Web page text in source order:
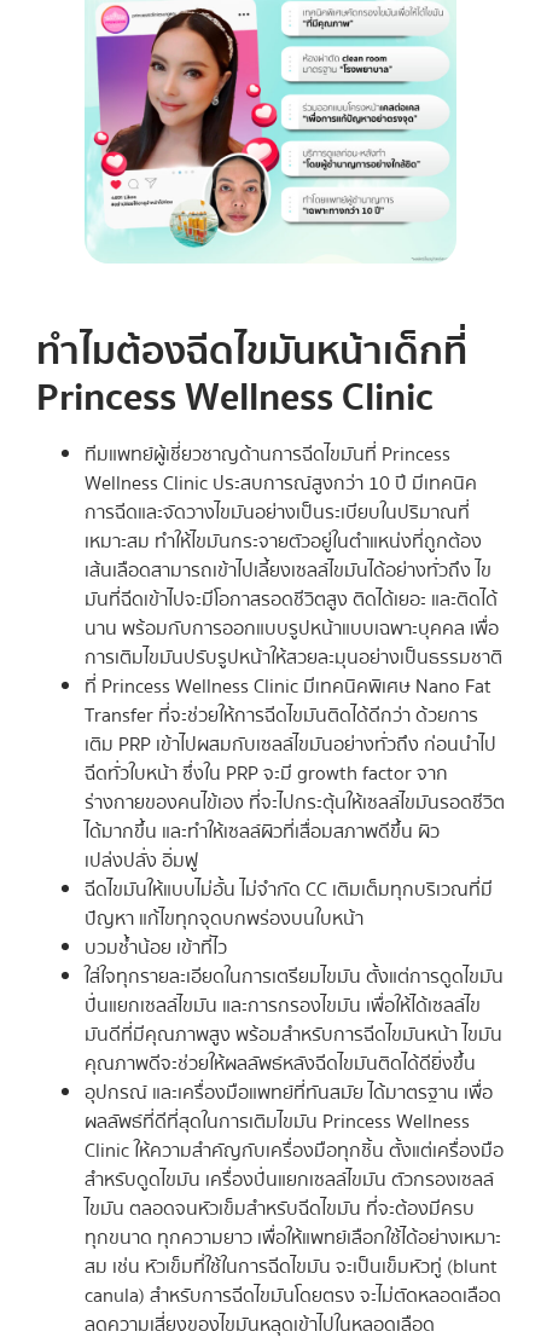
ทำไมต้องฉีดไขมันหน้าเด็กที่
Princess Wellness Clinic
ทีมแพทย์ผู้เชี่ยวชาญด้านการฉีดไขมันที่ Princess
Wellness Clinic ประสบการณ์สูงกว่า 10 ปี มีเทคนิค
การฉีดและจัดวางไขมันอย่างเป็นระเบียบในปริมาณที่
เหมาะสม ทำให้ไขมันกระจายตัวอยู่ในตำแหน่งที่ถูกต้อง
เส้นเลือดสามารถเข้าไปเลี้ยงเซลล์ไขมันได้อย่างทั่วถึง ไข
มันที่ฉีดเข้าไปจะมีโอกาสรอดชีวิตสูง ติดได้เยอะ และติดได้
นาน พร้อมกับการออกแบบรูปหน้าแบบเฉพาะบุคคล เพื่อ
การเติมไขมันปรับรูปหน้าให้สวยละมุนอย่างเป็นธรรมชาติ
ที่ Princess Wellness Clinic มีเทคนิคพิเศษ Nano Fat
Transfer ที่จะช่วยให้การฉีดไขมันติดได้ดีกว่า ด้วยการ
เติม PRP เข้าไปผสมกับเซลล์ไขมันอย่างทั่วถึง ก่อนนำไป
ฉีดทั่วใบหน้า ซึ่งใน PRP จะมี growth factor จาก
ร่างกายของคนไข้เอง ที่จะไปกระตุ้นให้เซลล์ไขมันรอดชีวิต
ได้มากขึ้น และทำให้เซลล์ผิวที่เสื่อมสภาพดีขึ้น ผิว
เปล่งปลั่ง อิ่มฟู
ฉีดไขมันให้แบบไม่อั้น ไม่จำกัด CC เติมเต็มทุกบริเวณที่มี
ปัญหา แก้ไขทุกจุดบกพร่องบนใบหน้า
บวมช้ำน้อย เข้าที่ไว
ใส่ใจทุกรายละเอียดในการเตรียมไขมัน ตั้งแต่การดูดไขมัน
ปั่นแยกเซลล์ไขมัน และการกรองไขมัน เพื่อให้ได้เซลล์ไข
มันดีที่มีคุณภาพสูง พร้อมสำหรับการฉีดไขมันหน้า ไขมัน
คุณภาพดีจะช่วยให้ผลลัพธ์หลังฉีดไขมันติดได้ดียิ่งขึ้น
อุปกรณ์ และเครื่องมือแพทย์ที่ทันสมัย ได้มาตรฐาน เพื่อ
ผลลัพธ์ที่ดีที่สุดในการเติมไขมัน Princess Wellness
Clinic ให้ความสำคัญกับเครื่องมือทุกชิ้น ตั้งแต่เครื่องมือ
สำหรับดูดไขมัน เครื่องปั่นแยกเซลล์ไขมัน ตัวกรองเซลล์
ไขมัน ตลอดจนหัวเข็มสำหรับฉีดไขมัน ที่จะต้องมีครบ
ทุกขนาด ทุกความยาว เพื่อให้แพทย์เลือกใช้ได้อย่างเหมาะ
สม เช่น หัวเข็มที่ใช้ในการฉีดไขมัน จะเป็นเข็มหัวทู่ (blunt
canula) สำหรับการฉีดไขมันโดยตรง จะไม่ตัดหลอดเลือด
ลดความเสี่ยงของไขมันหลุดเข้าไปในหลอดเลือด